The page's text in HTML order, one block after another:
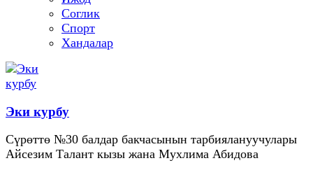
Соглик
Спорт
Хандалар
Эки курбу
Сүрөттө №30 балдар бакчасынын тарбиялануучулары
Айсезим Талант кызы жана Мухлима Абидова